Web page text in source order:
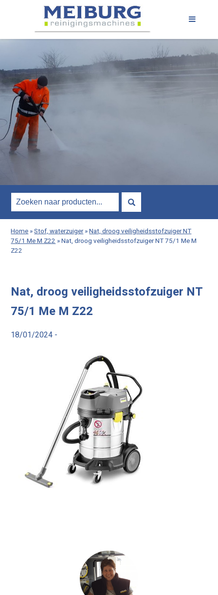
Home»Stof, waterzuiger»Nat, droog veiligheidsstofzuiger NT
75/1 Me M Z22»Nat, droog veiligheidsstofzuiger NT 75/1 Me M
Z22
Nat, droog veiligheidsstofzuiger NT
75/1 Me M Z22
18/01/2024 -